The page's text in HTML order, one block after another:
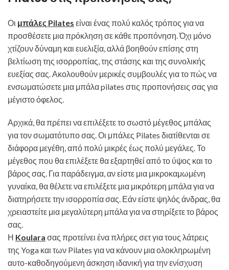
Οι μπάλες Pilates είναι ένας πολύ καλός τρόπος για να
προσθέσετε μια πρόκληση σε κάθε προπόνηση. Όχι μόνο
χτίζουν δύναμη και ευελιξία, αλλά βοηθούν επίσης στη
βελτίωση της ισορροπίας, της στάσης και της συνολικής
ευεξίας σας. Ακολουθούν μερικές συμβουλές για το πώς να
ενσωματώσετε μια μπάλα pilates στις προπονήσεις σας για
μέγιστο όφελος.
Αρχικά, θα πρέπει να επιλέξετε το σωστό μέγεθος μπάλας
για τον σωματότυπο σας. Οι μπάλες Pilates διατίθενται σε
διάφορα μεγέθη, από πολύ μικρές έως πολύ μεγάλες. Το
μέγεθος που θα επιλέξετε θα εξαρτηθεί από το ύψος και το
βάρος σας. Για παράδειγμα, αν είστε μια μικροκαμωμένη
γυναίκα, θα θέλετε να επιλέξετε μια μικρότερη μπάλα για να
διατηρήσετε την ισορροπία σας. Εάν είστε ψηλός άνδρας, θα
χρειαστείτε μια μεγαλύτερη μπάλα για να στηρίξετε το βάρος
σας.
Η Koulara σας προτείνει ένα πλήρες σετ για τους λάτρεις
της Yoga και των Pilates για να κάνουν μια ολοκληρωμένη
αυτο-καθοδηγούμενη άσκηση ιδανική για την ενίσχυση